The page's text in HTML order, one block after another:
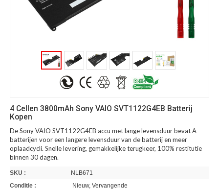
4 Cellen 3800mAh Sony VAIO SVT1122G4EB Batterij
Kopen
De Sony VAIO SVT1122G4EB accu met lange levensduur bevat A-
batterijen voor een langere levensduur van de batterij en meer
oplaadcycli. Snelle levering, gemakkelijke terugkeer, 100% restitutie
binnen 30 dagen.
SKU :
NLB671
Conditie :
Nieuw, Vervangende